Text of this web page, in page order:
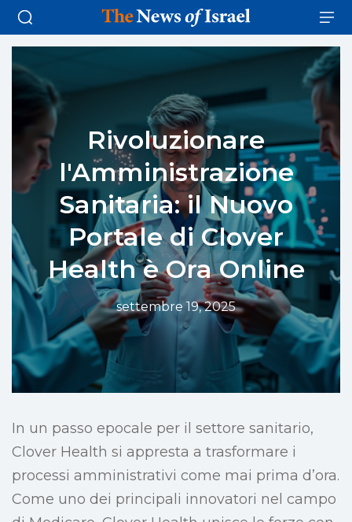
Rivoluzionare
l'Amministrazione
Sanitaria: il Nuovo
Portale di Clover
Health è Ora Online
settembre 19, 2025
In un passo epocale per il settore sanitario,
Clover Health si appresta a trasformare i
processi amministrativi come mai prima d’ora.
Come uno dei principali innovatori nel campo